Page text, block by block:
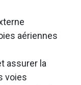
aériennes
assurer la
voies